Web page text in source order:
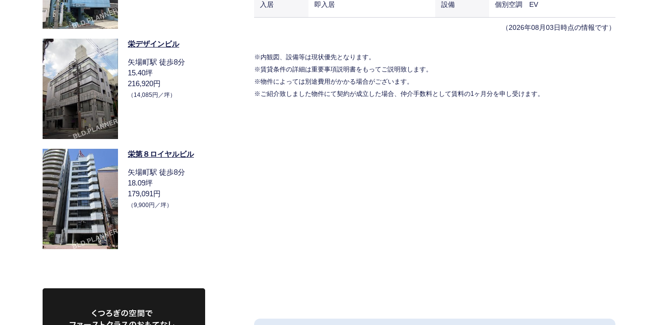
入居 即入居 設備 個別空調 EV
（2026年08月03日時点の情報です）
内観図、設備等は現状優先となります。
賃貸条件の詳細は重要事項説明書をもってご説明致します。
物件によっては別途費用がかかる場合がございます。
ご紹介致しました物件にて契約が成立した場合、仲介手数料として賃料の1ヶ月分を申し受けます。
栄デザインビル
矢場町駅 徒歩8分
15.40坪
216,920円
（14,085円／坪）
栄第８ロイヤルビル
矢場町駅 徒歩8分
18.09坪
179,091円
（9,900円／坪）